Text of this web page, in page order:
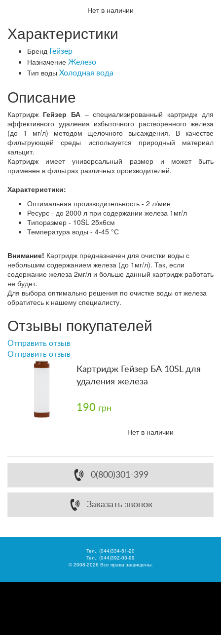
Нет в наличии
Характеристики
Бренд Гейзер
Назначение Железо
Тип воды Холодная вода
Описание
Картридж Гейзер БА– специализированный картридж для
эффективного удаления избыточного растворенного железа
(до 1 мг/л) методом щелочного высаждения. В качестве
фильтрующей среды используется природный материал
кальцит.
Картридж имеет универсальный размер и может быть
применен в фильтрах различных производителей.
Характеристики:
Оптимальная производительность - 2 л/мин
Ресурс - до 2000 л при содержании железа 1мг/л
Типоразмер - 10SL 25х6см
Температура воды - 4-45 °С
Внимание! Картридж предназначен для очистки воды с
небольшим содержанием железа (до 1мг/л). Так, если
содержание железа 2мг/л и больше данный картридж работать
не будет.
Для выбора оптимально решения по очистке воды от железа
обратитесь к нашему специалисту.
Отзывы покупателей
Отправить отзыв
Отправить отзыв
Картридж Гейзер БА 10SL для
удаления железа
190 грн
Нет в наличии
0(800)301-399
Заказать звонок
Тел.: (044)334-51-20
Тел.: (044)392-03-99
© 2008-2026 Все права защищены.